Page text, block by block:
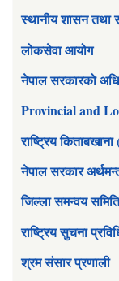
स्थानीय शासन तथा
लोकसेवा आयोग
नेपाल सरकारको
Provincial and
राष्ट्रिय
नेपाल सरकार
जिल्ला समन्वय
राष्ट्रिय सुचना
श्रम संसार प्रणाली